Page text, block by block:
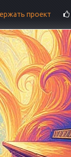
проект